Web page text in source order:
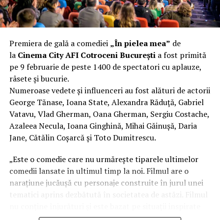
Aluminiul, pe scurt: ușor,
rezistent la coroziune, dar cu
nuanțe
Aluminiul e materialul care apare primul în conversație
când cineva caută un pavilion ușor. Și pe bună dreptate.
Densitatea aluminiului e de aproximativ 2,7 g/cm³, față
de circa 7,8 g/cm³ pentru oțel. Practic, la un volum
identic, aluminiul cântărește cam o treime din greutatea
oțelului. Pentru oricine transportă, montează și
demontează frecvent o structură, diferența asta se
simte enorm.
Un alt avantaj greu de ignorat e rezistența naturală la
coroziune. Aluminiul formează un strat subțire de oxid
nevoie de vopsea sau tratamente suplimentare. Într-un
Premiera de gală a comediei „În pielea mea” de
la Cinema City AFI Cotroceni Bucureștia fost primită
pe 9 februarie de peste 1400 de spectatori cu aplauze,
râsete și bucurie.
Numeroase vedete și influenceri au fost alături de actorii
George Tănase, Ioana State, Alexandra Răduță, Gabriel
Vatavu, Vlad Gherman, Oana Gherman, Sergiu Costache,
Azaleea Necula, Ioana Ginghină, Mihai Găinușă, Daria
Jane, Cătălin Coșarcă și Toto Dumitrescu.
„Este o comedie care nu urmărește tiparele ultimelor
comedii lansate în ultimul timp la noi. Filmul are o
narațiune jucăușă cu personaje construite în jurul unei
tematici aprins dezbătută în societatea de astăzi. Filmul